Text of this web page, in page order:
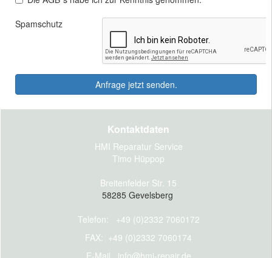
Kontaktdaten
HMI Reparatur Service
Timo Hüppop
Breitenfelder Str. 15
58285 Gevelsberg
Telefon: +49 (0)2332 7060172
FAX: +49 (0)2332 7060174
E-Mail
info@hmi-repair.de